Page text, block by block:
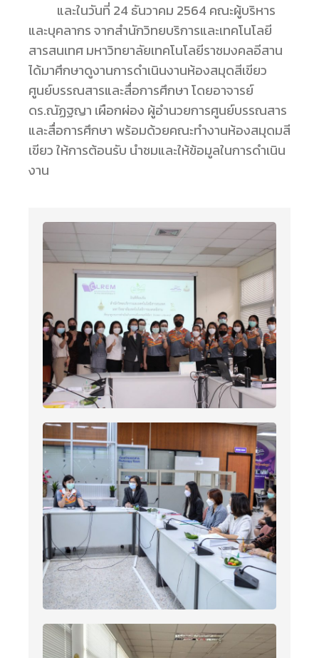
และในวันที่ 24 ธันวาคม 2564 คณะผู้บริหาร
และบุคลากร จากสำนักวิทยบริการและเทคโนโลยี
สารสนเทศ มหาวิทยาลัยเทคโนโลยีราชมงคลอีสาน
ได้มาศึกษาดูงานการดำเนินงานห้องสมุดสีเขียว
ศูนย์บรรณสารและสื่อการศึกษา โดยอาจารย์
ดร.ณัฏฐญา เผือกผ่อง ผู้อำนวยการศูนย์บรรณสาร
และสื่อการศึกษา พร้อมด้วยคณะทำงานห้องสมุดมสี
เขียว ให้การต้อนรับ นำชมและให้ข้อมูลในการดำเนิน
งาน